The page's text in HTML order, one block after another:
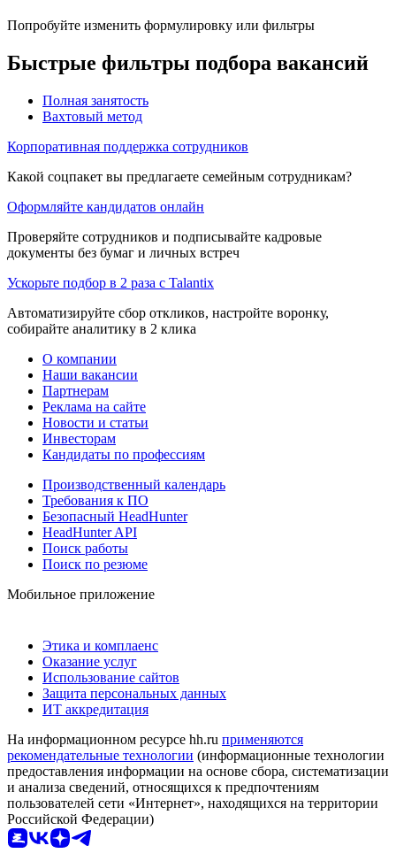
Попробуйте изменить формулировку или фильтры
Быстрые фильтры подбора вакансий
Полная занятость
Вахтовый метод
Корпоративная поддержка сотрудников
Какой соцпакет вы предлагаете семейным сотрудникам?
Оформляйте кандидатов онлайн
Проверяйте сотрудников и подписывайте кадровые
документы без бумаг и личных встреч
Ускорьте подбор в 2 раза с Talantix
Автоматизируйте сбор откликов, настройте воронку,
собирайте аналитику в 2 клика
О компании
Наши вакансии
Партнерам
Реклама на сайте
Новости и статьи
Инвесторам
Кандидаты по профессиям
Производственный календарь
Требования к ПО
Безопасный HeadHunter
HeadHunter API
Поиск работы
Поиск по резюме
Мобильное приложение
Этика и комплаенс
Оказание услуг
Использование сайтов
Защита персональных данных
ИТ аккредитация
На информационном ресурсе hh.ru применяются
рекомендательные технологии (информационные технологии
предоставления информации на основе сбора, систематизации
и анализа сведений, относящихся к предпочтениям
пользователей сети «Интернет», находящихся на территории
Российской Федерации)